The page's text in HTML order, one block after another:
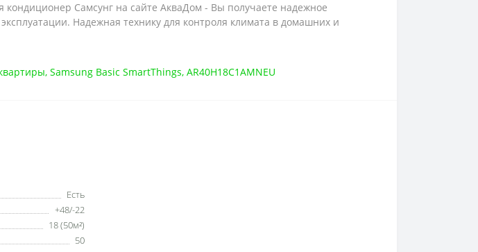
Самсунг на сайте АкваДом - Вы получаете надежное
Надежная технику для контроля климата в домашних и
, Samsung Basic SmartThings, AR40H18C1AMNEU
Есть
+48/-22
18 (50м²)
50